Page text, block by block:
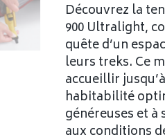
Découvrez la
900 Ultralight,
quête d’un
leurs treks. Ce
accueillir
habitabilité
généreuses et à
aux conditions